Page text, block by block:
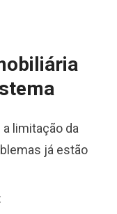
limitação da
já estão